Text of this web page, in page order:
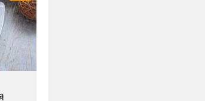
listę: